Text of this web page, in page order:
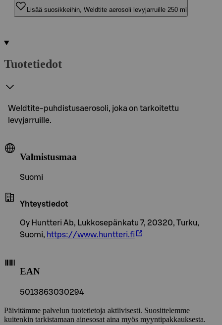
Lisää suosikkeihin, Weldtite aerosoli levyjarruille 250 ml
Tuotetiedot
Weldtite-puhdistusaerosoli, joka on tarkoitettu
levyjarruille.
Valmistusmaa
Suomi
Yhteystiedot
Oy Huntteri Ab, Lukkosepänkatu 7, 20320, Turku,
Suomi, https://www.huntteri.fi
EAN
5013863030294
Päivitämme palvelun tuotetietoja aktiivisesti. Suosittelemme
kuitenkin tarkistamaan ainesosat aina myös myyntipakkauksesta.